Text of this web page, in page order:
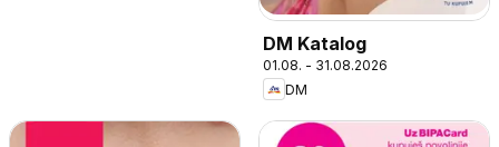
DM Katalog
01.08. - 31.08.2026
DM